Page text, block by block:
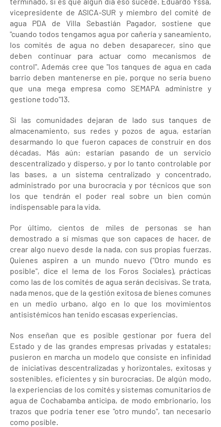
vicepresidente de ASICA-SUR y miembro del comité de
agua PDA de Villa Sebastián Pagador, sostiene que
"cuando todos tengamos agua por cañería y saneamiento,
los comités de agua no deben desaparecer, sino que
deben continuar para actuar como mecanismos de
control". Además cree que "los tanques de agua en cada
barrio deben mantenerse en pie, porque no sería bueno
que una mega empresa como SEMAPA administre y
gestione todo"13.
Si las comunidades dejaran de lado sus tanques de
almacenamiento, sus redes y pozos de agua, estarían
desarmando lo que fueron capaces de construir en dos
décadas. Más aún: estarían pasando de un servicio
descentralizado y disperso, y por lo tanto controlable por
las bases, a un sistema centralizado y concentrado,
administrado por una burocracia y por técnicos que son
los que tendrán el poder real sobre un bien común
indispensable para la vida.
Por último, cientos de miles de personas se han
demostrado a sí mismas que son capaces de hacer, de
crear algo nuevo desde la nada, con sus propias fuerzas.
Quienes aspiren a un mundo nuevo ("Otro mundo es
posible", dice el lema de los Foros Sociales), prácticas
como las de los comités de agua serán decisivas. Se trata,
nada menos, que de la gestión exitosa de bienes comunes
en un medio urbano, algo en lo que los movimientos
antisistémicos han tenido escasas experiencias.
Nos enseñan que es posible gestionar por fuera del
Estado y de las grandes empresas privadas y estatales;
pusieron en marcha un modelo que consiste en infinidad
de iniciativas descentralizadas y horizontales, exitosas y
sostenibles, eficientes y sin burocracias. De algún modo,
la experiencias de los comités y sistemas comunitarios de
agua de Cochabamba anticipa, de modo embrionario, los
trazos que podría tener ese "otro mundo", tan necesario
como posible.